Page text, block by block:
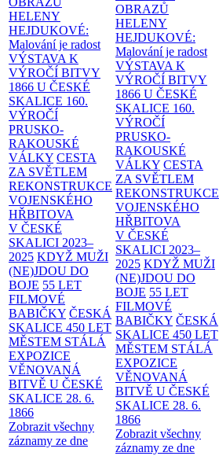
HELENY
HEJDUKOVÉ:
Malování je radost
VÝSTAVA K
VÝROČÍ BITVY
1866 U ČESKÉ
SKALICE 160.
VÝROČÍ
PRUSKO-
RAKOUSKÉ
VÁLKY CESTA
ZA SVĚTLEM
REKONSTRUKCE
VOJENSKÉHO
HŘBITOVA
V ČESKÉ
SKALICI 2023–
2025 KDYŽ MUŽI
(NE)JDOU DO
BOJE 55 LET
FILMOVÉ
BABIČKY ČESKÁ
SKALICE 450 LET
MĚSTEM STÁLÁ
EXPOZICE
VĚNOVANÁ
BITVĚ U ČESKÉ
SKALICE 28. 6.
1866
Zobrazit všechny
záznamy ze dne
OBRAZŮ
HELENY
HEJDUKOVÉ:
Malování je radost
VÝSTAVA K
VÝROČÍ BITVY
1866 U ČESKÉ
SKALICE 160.
VÝROČÍ
PRUSKO-
RAKOUSKÉ
VÁLKY CESTA
ZA SVĚTLEM
REKONSTRUKCE
VOJENSKÉHO
HŘBITOVA
V ČESKÉ
SKALICI 2023–
2025 KDYŽ MUŽI
(NE)JDOU DO
BOJE 55 LET
FILMOVÉ
BABIČKY ČESKÁ
SKALICE 450 LET
MĚSTEM STÁLÁ
EXPOZICE
VĚNOVANÁ
BITVĚ U ČESKÉ
SKALICE 28. 6.
1866
Zobrazit všechny
záznamy ze dne